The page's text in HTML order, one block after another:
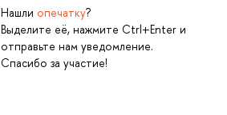
Нашли опечатку?
Выделите её, нажмите Ctrl+Enter и
отправьте нам уведомление.
Спасибо за участие!